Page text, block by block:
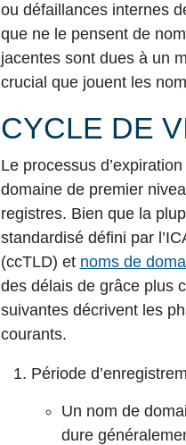
ou défaillances internes
que ne le pensent de
jacentes sont dues à un
crucial que jouent les
CYCLE DE
Le processus
domaine de premier
registres. Bien que la
standardisé défini par
(ccTLD) et noms de
des délais de grâce plus
suivantes décrivent les
courants.
Période
Un nom de
dure